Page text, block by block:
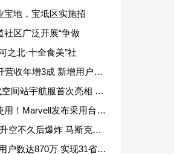
宝地，宝坻区实施招
社区广泛开展“争做
之北·十全食美”社
3成 新增用户连续13个季度超过20万
亮相 配备高机动性躯干部分以实现最大运动范围
发布采用台积电3纳米制程资料中心芯片
炸 马斯克：数月后再进行一次飞行测试
870万 实现31省5G网络服务全覆盖